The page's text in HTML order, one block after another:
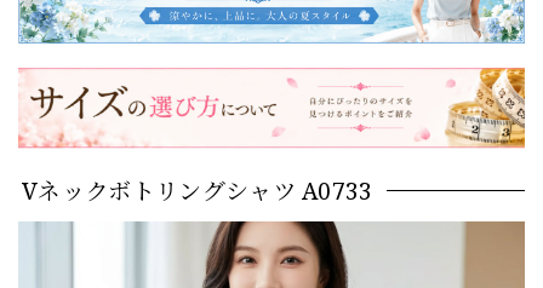
Vネックボトリングシャツ A0733